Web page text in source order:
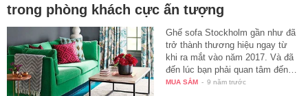
trong phòng khách cực ấn tượng
Ghế sofa Stockholm gần như đã
trở thành thương hiệu ngay từ
khi ra mắt vào năm 2017. Và đã
đến lúc bạn phải quan tâm đến…
MUA SẮM - 9 năm trước